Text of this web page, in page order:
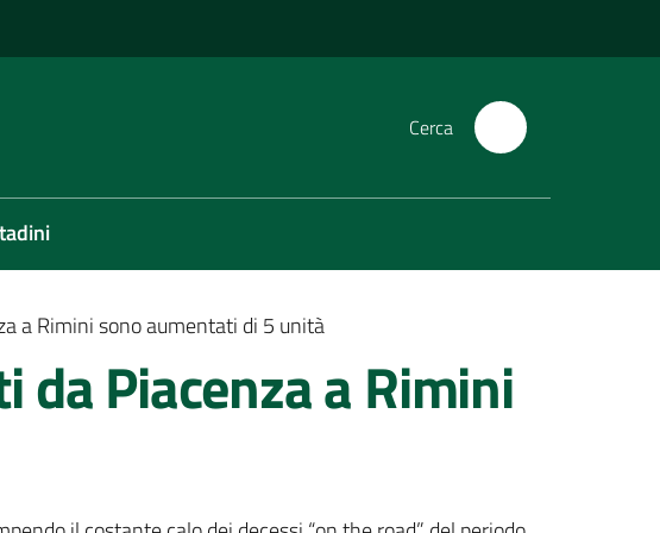
Cerca
a Rimini sono aumentati di 5 unità
Piacenza a Rimini